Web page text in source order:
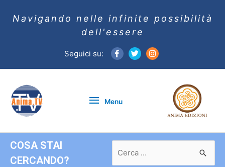
Navigando nelle infinite possibilità
dell'essere
Seguici su:
Menu
COSA STAI
CERCANDO?
per: